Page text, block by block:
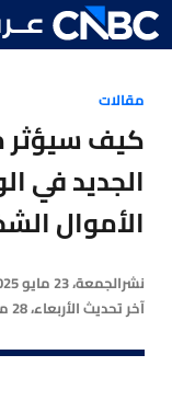
مقالات
كيف سيؤثر
الجديد في
الأموال
نشرالجمعة، 23 مايو 2025 | 4:21 مساءً
آخر تحديثالأربعاء، 28 مايو 2025 | 11:12 صباحًا